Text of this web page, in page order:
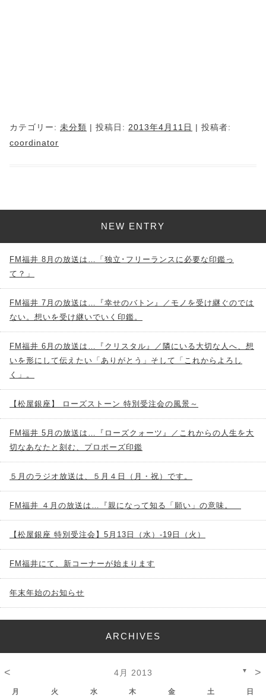
カテゴリー: 未分類 | 投稿日: 2013年4月11日 | 投稿者:
coordinator
NEW ENTRY
FM福井 8月の放送は…「独立･フリーランスに必要な印鑑っ
て？」
FM福井 7月の放送は…『幸せのバトン』／モノを受け継ぐのでは
ない。想いを受け継いでいく印鑑。
FM福井 6月の放送は…『クリスタル』／隣にいる大切な人へ、想
いを形にして伝えたい「ありがとう」そして「これからよろし
く」。
【松屋銀座】 ローズストーン 特別受注会の風景～
FM福井 5月の放送は…『ローズクォーツ』／これからの人生を大
切なあなたと刻む、プロポーズ印鑑
５月のラジオ放送は、５月４日（月・祝）です。
FM福井 ４月の放送は…『親になって知る「願い」の意味。
【松屋銀座 特別受注会】5月13日（水）-19日（火）
FM福井にて、新コーナーが始まります
年末年始のお知らせ
ARCHIVES
< 4月 2013 ▼ >
月 火 水 木 金 土 日